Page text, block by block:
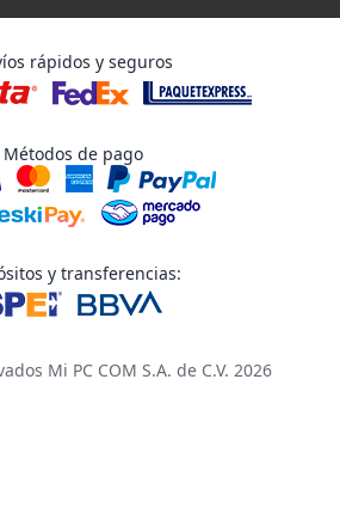
rápidos y seguros
Métodos de pago
y transferencias:
Mi PC COM S.A. de C.V. 2026